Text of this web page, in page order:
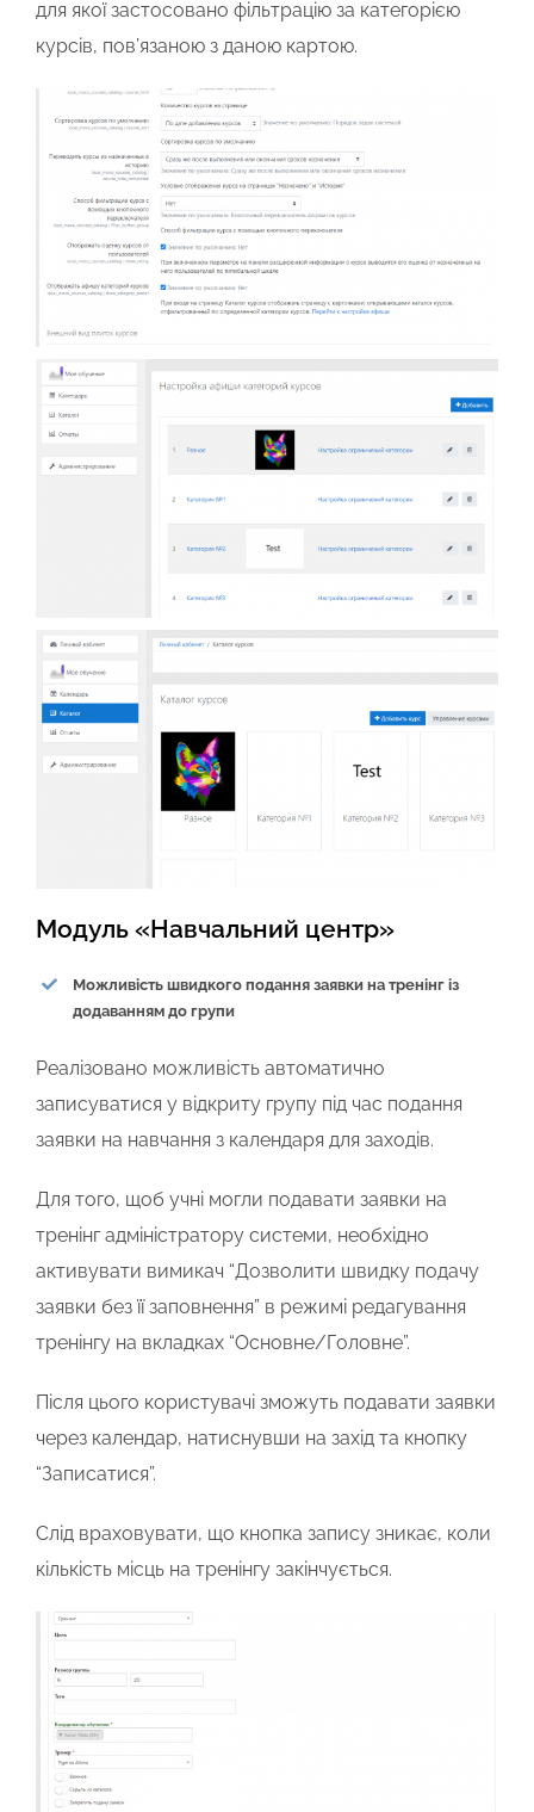
для якої застосовано фільтрацію за категорією
курсів, пов’язаною з даною картою.
Модуль «Навчальний центр»
Можливість швидкого подання заявки на тренінг із
додаванням до групи
Реалізовано можливість автоматично
записуватися у відкриту групу під час подання
заявки на навчання з календаря для заходів.
Для того, щоб учні могли подавати заявки на
тренінг адміністратору системи, необхідно
активувати вимикач “Дозволити швидку подачу
заявки без її заповнення” в режимі редагування
тренінгу на вкладках “Основне/Головне”.
Після цього користувачі зможуть подавати заявки
через календар, натиснувши на захід та кнопку
“Записатися”.
Слід враховувати, що кнопка запису зникає, коли
кількість місць на тренінгу закінчується.